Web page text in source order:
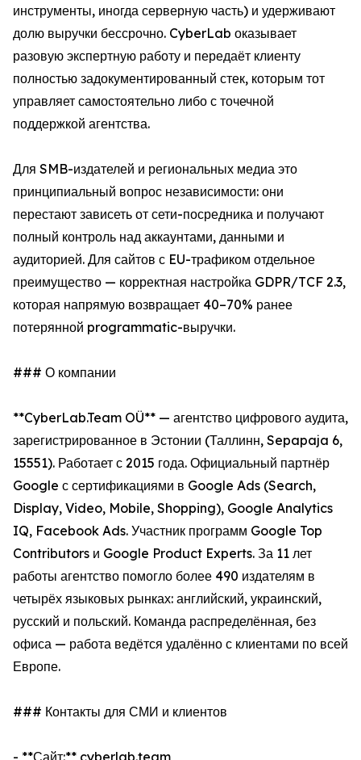
инструменты, иногда серверную часть) и удерживают
долю выручки бессрочно. CyberLab оказывает
разовую экспертную работу и передаёт клиенту
полностью задокументированный стек, которым тот
управляет самостоятельно либо с точечной
поддержкой агентства.
Для SMB-издателей и региональных медиа это
принципиальный вопрос независимости: они
перестают зависеть от сети-посредника и получают
полный контроль над аккаунтами, данными и
аудиторией. Для сайтов с EU-трафиком отдельное
преимущество — корректная настройка GDPR/TCF 2.3,
которая напрямую возвращает 40–70% ранее
потерянной programmatic-выручки.
### О компании
**CyberLab.Team OÜ** — агентство цифрового аудита,
зарегистрированное в Эстонии (Таллинн, Sepapaja 6,
15551). Работает с 2015 года. Официальный партнёр
Google с сертификациями в Google Ads (Search,
Display, Video, Mobile, Shopping), Google Analytics
IQ, Facebook Ads. Участник программ Google Top
Contributors и Google Product Experts. За 11 лет
работы агентство помогло более 490 издателям в
четырёх языковых рынках: английский, украинский,
русский и польский. Команда распределённая, без
офиса — работа ведётся удалённо с клиентами по всей
Европе.
### Контакты для СМИ и клиентов